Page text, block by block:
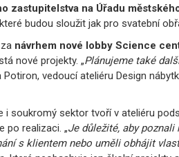
zastupitelstva na Úřadu
budou sloužit jak pro svatební
návrhem nové lobby Science
nové projekty. „Plánujeme také
Potiron, vedoucí ateliéru Design
i soukromý sektor tvoří v ateliéru
po realizaci. „Je důležité, aby
s klientem nebo uměli obhájit